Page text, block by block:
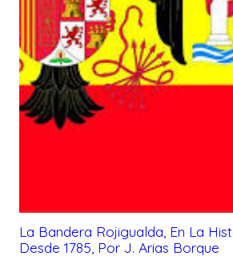
La Bandera Rojigualda, En La
Desde 1785, Por J. Arias Borque